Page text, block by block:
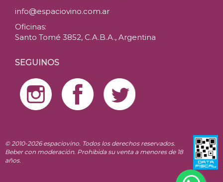
info@espaciovino.com.ar
Oficinas:
Santo Tomé 3852, C.A.B.A., Argentina
SEGUINOS
© 2010-2026 espaciovino. Todos los derechos reservados.
Beber con moderación. Prohibida su venta a menores de 18
años.